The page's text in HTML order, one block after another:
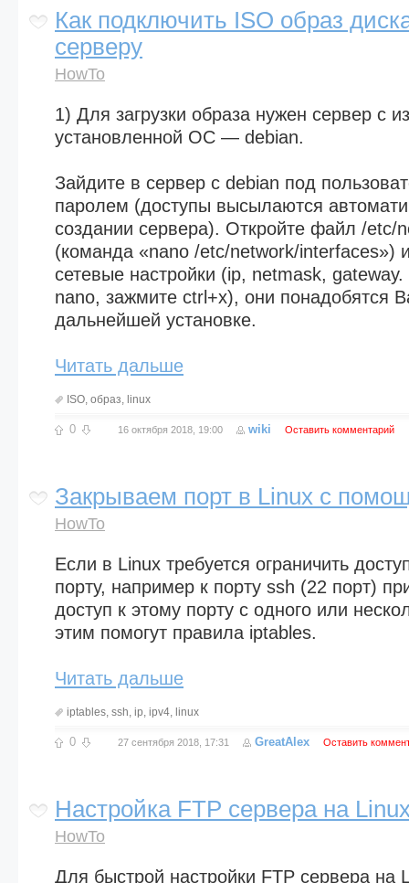
Как подключить ISO образ
серверу
HowTo
1) Для загрузки образа нужен сервер с
установленной ОС — debian.
Зайдите в сервер c debian под
паролем (доступы высылаются
создании сервера). Откройте файл /etc/
(команда «nano /etc/network/interfaces»)
сетевые настройки (ip, netmask,
nano, зажмите ctrl+x), они понадобятся
дальнейшей установке.
Читать дальше
ISO, образ, linux
0 16 октября 2018, 19:00 wiki Оставить комментарий
Закрываем порт в Linux с
HowTo
Если в Linux требуется ограничить
порту, например к порту ssh (22 порт)
доступ к этому порту с одного или
этим помогут правила iptables.
Читать дальше
iptables, ssh, ip, ipv4, linux
0 27 сентября 2018, 17:31 GreatAlex Оставить
Настройка FTP сервера на
HowTo
Для быстрой настройки FTP сервера на